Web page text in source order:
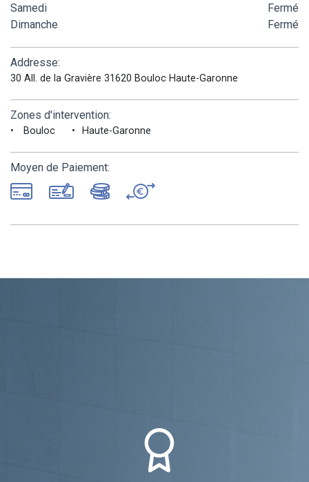
Samedi
Fermé
Dimanche
Fermé
Addresse:
30 All. de la Gravière 31620 Bouloc Haute-Garonne
Zones d'intervention:
Bouloc Haute-Garonne
Moyen de Paiement: